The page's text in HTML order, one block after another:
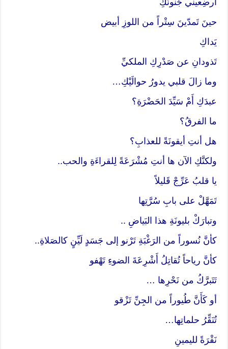
حينَ تَمدّينَ سِتْراً من اللوزِ أبيض
يَداكِ
تَذودانِ عن صَدْرِكِ الملكيِّ
وما زالَ قلبي يدورُ حوالَيْكِ…
عبدَكِ أَمْ سَيِّدَ الحَضْرَةِ؟
ما الفرقُ؟
هل أنتِ أيقونَةً للعذابِ؟
ولكنَّكِ الآن ها أنتِ مُشْرَعَةً لِلقراءَةِ والحب..
يا قلبُ عَرِّجْ قَليلاً
تَمَهَّلْ على بابِ سُرَّتِها
وتبارَكْ بليونَةِ هذا البَياضِ ..
كأنَّ نُسوراً من الرَغْبَةِ تَرْنو إلى جَسَدٍ لَيِّنٍ كالصَلاةِ..
كأنَّ رياحاً تُقاتِلُ أَشْرِعَةَ الضوءِ تَهْفو
تَتَبرَّكُ من نَحْرِها …
أو كَأَنَّ طُيوراً من الجِنِّ تَزْقو
تُنَقِّرُ حلماتِها…
نَقْرَةً لليمينِ